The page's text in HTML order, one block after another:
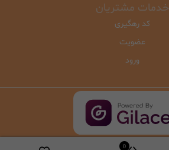
0
خدمات مشتریان
کد رهگیری
عضویت
ورود